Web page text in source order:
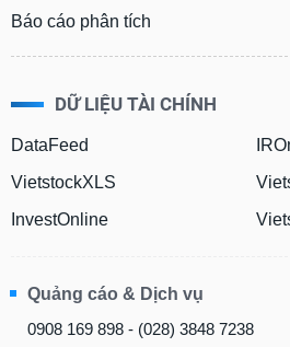
Báo cáo phân tích
DỮ LIỆU TÀI CHÍNH
DataFeed
VietstockXLS
InvestOnline
Quảng cáo & Dịch vụ
0908 169 898 - (028) 3848 7238